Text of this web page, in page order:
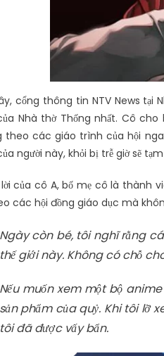
cổng thông tin NTV News tại
Nhà thờ Thống nhất. Cô
theo các giáo trình của hội
người này, khỏi bị trễ giờ sẽ
của cô A, bố mẹ cô là thành
các hội đồng giáo dục mà
Ngày còn bé, tôi nghĩ rằng
thế giới này. Không có chỗ
Nếu muốn xem một bộ
sản phẩm của quỷ. Khi tôi lỡ
tôi đã được vấy bẩn.